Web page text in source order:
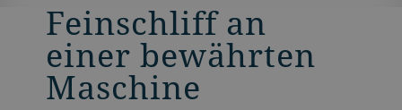
Feinschliff an
einer bewährten
Maschine